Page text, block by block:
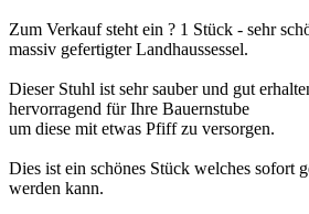
Zum Verkauf steht ein ? 1 Stück - sehr
massiv gefertigter Landhaussessel.
Dieser Stuhl ist sehr sauber und gut
hervorragend für Ihre Bauernstube
um diese mit etwas Pfiff zu versorgen.
Dies ist ein schönes Stück welches sofort
werden kann.